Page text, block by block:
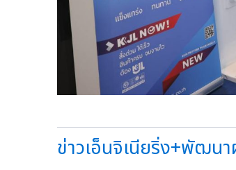
ข่าวเอ็นจิเนียริ่ง+พัฒ